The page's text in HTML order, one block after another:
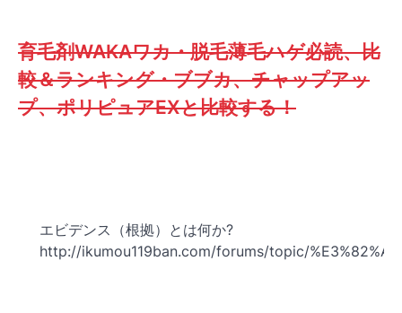
育毛剤WAKAワカ・脱毛薄毛ハゲ必読、比
較＆ランキング・ブブカ、チャップアッ
プ、ポリピュアEXと比較する！
エビデンス（根拠）とは何か?
http://ikumou119ban.com/forums/topic/